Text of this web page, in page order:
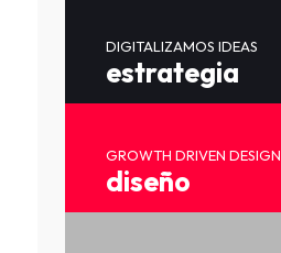
DIGITALIZAMOS IDEAS
estrategia
GROWTH DRIVEN DESIGN
diseño